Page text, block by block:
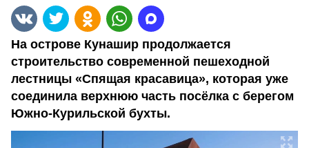
На острове Кунашир продолжается
строительство современной пешеходной
лестницы «Спящая красавица», которая уже
соединила верхнюю часть посёлка с берегом
Южно-Курильской бухты.